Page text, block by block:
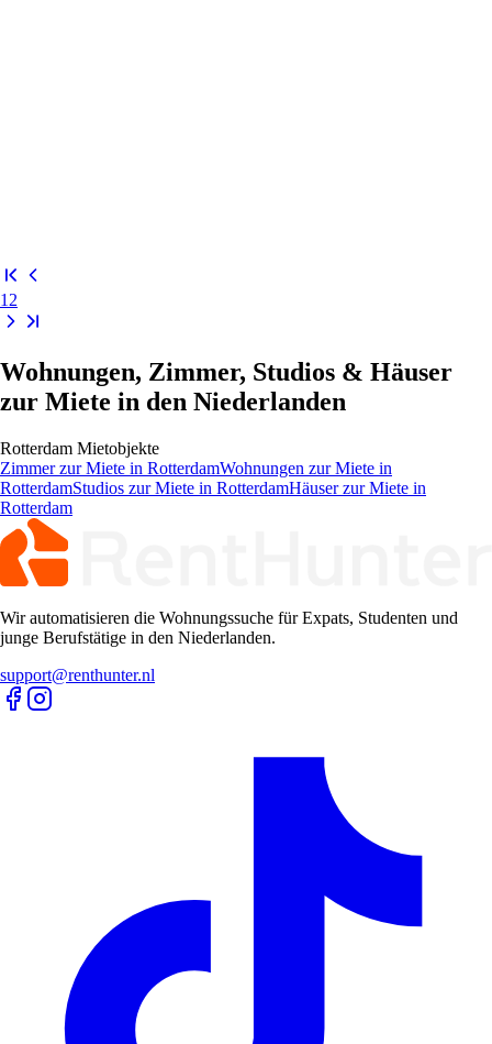
1 2
Wohnungen, Zimmer, Studios & Häuser
zur Miete in den Niederlanden
Rotterdam Mietobjekte
Zimmer zur Miete in RotterdamWohnungen zur Miete in
RotterdamStudios zur Miete in RotterdamHäuser zur Miete in
Rotterdam
Wir automatisieren die Wohnungssuche für Expats, Studenten und
junge Berufstätige in den Niederlanden.
support@renthunter.nl